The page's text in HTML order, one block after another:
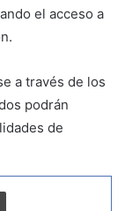
el acceso a
a través de los
podrán
de